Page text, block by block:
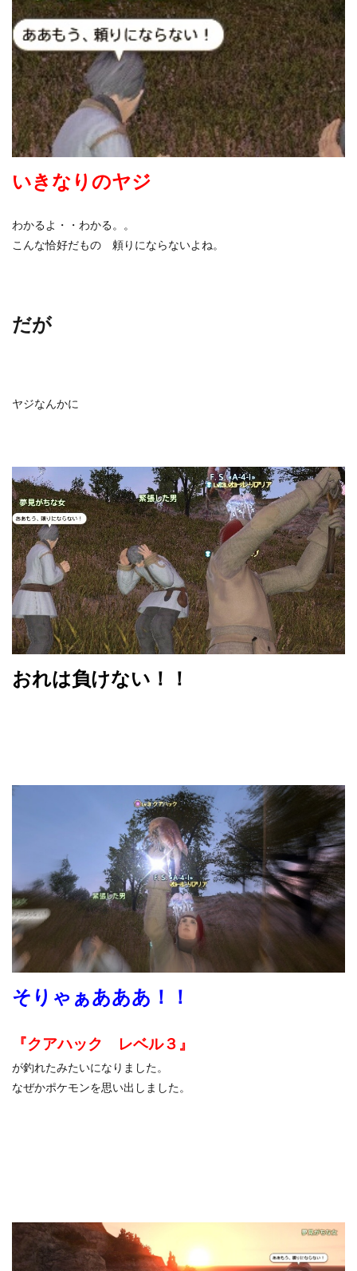
いきなりのヤジ
わかるよ・・わかる。。
こんな恰好だもの 頼りにならないよね。
だが
ヤジなんかに
おれは負けない！！
そりゃぁあああ！！
『クアハック レベル３』
が釣れたみたいになりました。
なぜかポケモンを思い出しました。